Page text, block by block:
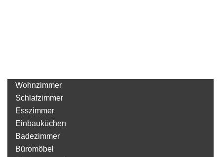
Wohnzimmer
Schlafzimmer
Esszimmer
Einbauküchen
Badezimmer
Büromöbel